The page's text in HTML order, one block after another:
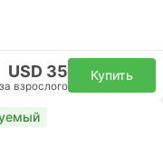
USD 35
за взрослого
Купить